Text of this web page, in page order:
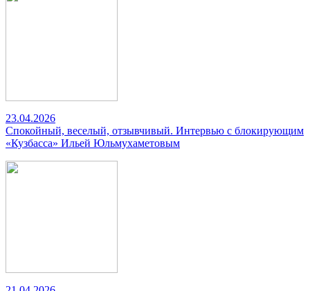
23.04.2026
Спокойный, веселый, отзывчивый. Интервью с блокирующим
«Кузбасса» Ильей Юльмухаметовым